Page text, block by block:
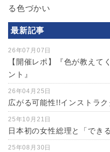
る色づかい
最新記事
26年07月07日
【開催レポ】『色が教えて
ント』
26年04月25日
広がる可能性!!インストラ
25年10月21日
日本初の女性総理と「でき
25年08月30日